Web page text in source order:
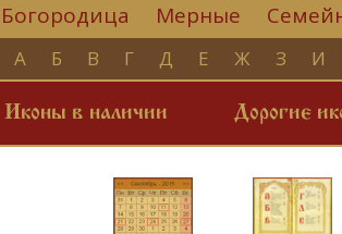
Богородица Мерные
А Б В Г Д Е Ж З И
Иконы в наличии Дорогие